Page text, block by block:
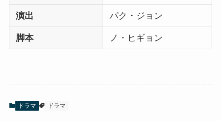
演出 パク・ジョン
脚本 ノ・ヒギョン
ドラマ ドラマ